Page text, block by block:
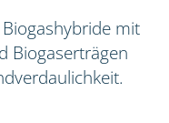
mit
Biogaserträgen